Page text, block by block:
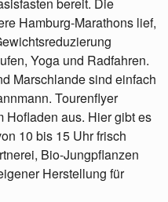
Hamburg-Marathons lief,
Yoga und Radfahren.
Marschlande sind einfach
Tourenflyer
Hofladen aus. Hier gibt es
10 bis 15 Uhr frisch
Bio-Jungpflanzen
Herstellung für